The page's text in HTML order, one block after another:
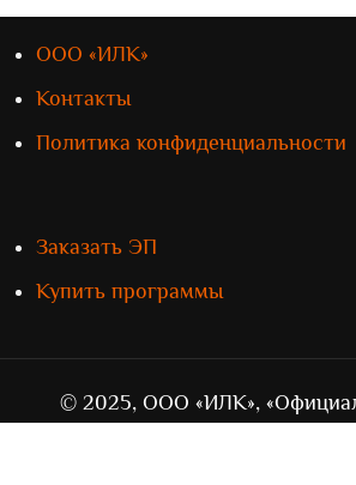
ООО «ИЛК»
Контакты
Политика конфиденциальности
Заказать ЭП
Купить программы
© 2025, ООО «ИЛК»,